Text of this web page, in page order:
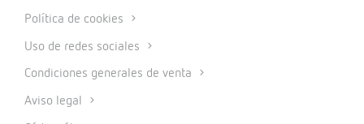
Política de cookies
Uso de redes sociales
Condiciones generales de venta
Aviso legal